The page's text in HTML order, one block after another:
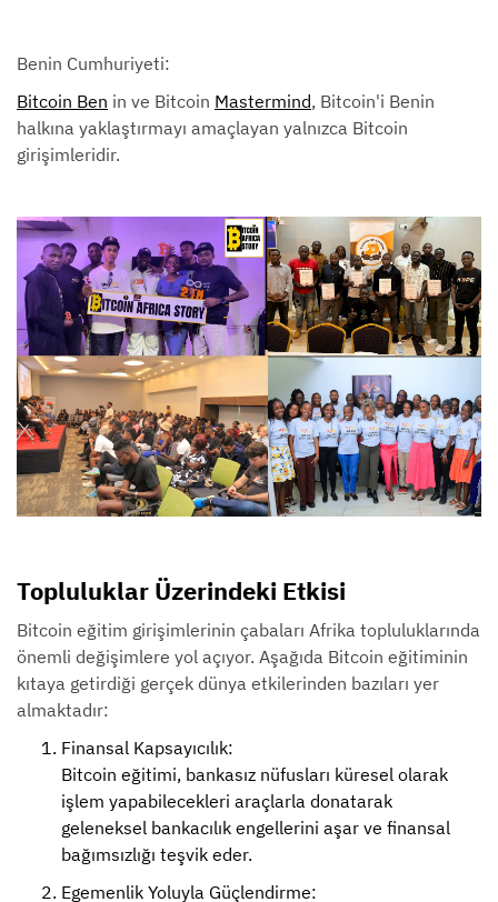
Benin Cumhuriyeti:
Bitcoin Ben in ve Bitcoin Mastermind, Bitcoin'i Benin
halkına yaklaştırmayı amaçlayan yalnızca Bitcoin
girişimleridir.
Topluluklar Üzerindeki Etkisi
Bitcoin eğitim girişimlerinin çabaları Afrika topluluklarında
önemli değişimlere yol açıyor. Aşağıda Bitcoin eğitiminin
kıtaya getirdiği gerçek dünya etkilerinden bazıları yer
almaktadır:
Finansal Kapsayıcılık:
Bitcoin eğitimi, bankasız nüfusları küresel olarak
işlem yapabilecekleri araçlarla donatarak
geleneksel bankacılık engellerini aşar ve finansal
bağımsızlığı teşvik eder.
Egemenlik Yoluyla Güçlendirme: